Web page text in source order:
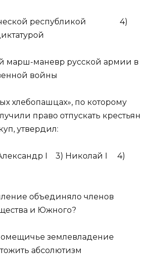
республикой 4)
марш-маневр русской армии в
войны
хлебопашцах», по которому
право отпускать крестьян
утвердил:
I 3) Николай I 4)
объединяло членов
и Южного?
помещичье землевладение
абсолютизм